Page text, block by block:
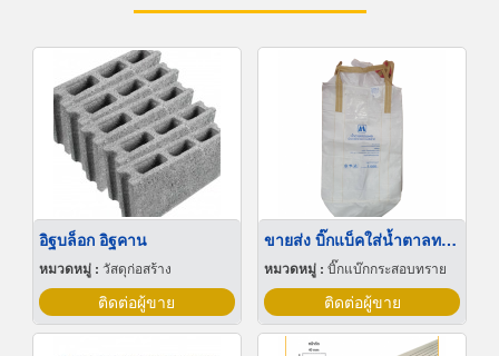
อิฐบล็อก อิฐคาน
หมวดหมู่ : วัสดุก่อสร้าง
ติดต่อผู้ขาย
ขายส่ง บิ๊กแบ็คใส่น้ำตาลทราย สมุทรปราการ
หมวดหมู่ : บิ๊กแบ๊กกระสอบทราย
ติดต่อผู้ขาย